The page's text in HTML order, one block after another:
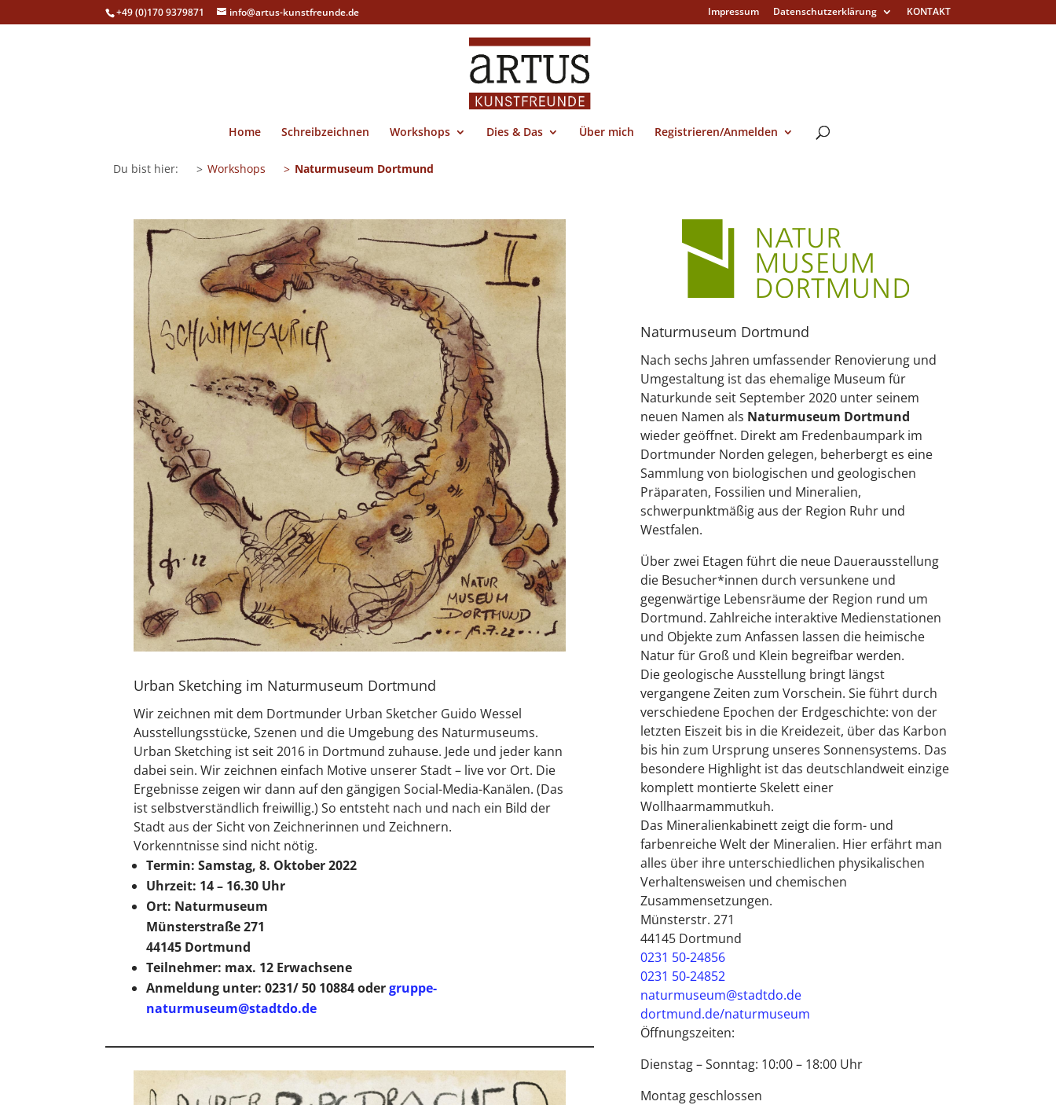
+49 (0)170 9379871 info@artus-kunstfreunde.de Impressum Datenschutzerklärung KONTAKT
Home Schreibzeichnen Workshops Dies & Das Über mich Registrieren/Anmelden
Du bist hier: Workshops Naturmuseum Dortmund
Urban Sketching im Naturmuseum Dortmund
Wir zeichnen mit dem Dortmunder Urban Sketcher Guido Wessel
Ausstellungsstücke, Szenen und die Umgebung des Naturmuseums.
Urban Sketching ist seit 2016 in Dortmund zuhause. Jede und jeder kann
dabei sein. Wir zeichnen einfach Motive unserer Stadt – live vor Ort. Die
Ergebnisse zeigen wir dann auf den gängigen Social-Media-Kanälen. (Das
ist selbstverständlich freiwillig.) So entsteht nach und nach ein Bild der
Stadt aus der Sicht von Zeichnerinnen und Zeichnern.
Vorkenntnisse sind nicht nötig.
Termin: Samstag, 8. Oktober 2022
Uhrzeit: 14 – 16.30 Uhr
Ort: Naturmuseum
Münsterstraße 271
44145 Dortmund
Teilnehmer: max. 12 Erwachsene
Anmeldung unter: 0231/ 50 10884 odergruppe-
naturmuseum@stadtdo.de
Naturmuseum Dortmund
Nach sechs Jahren umfassender Renovierung und
Umgestaltung ist das ehemalige Museum für
Naturkunde seit September 2020 unter seinem
neuen Namen als Naturmuseum Dortmund
wieder geöffnet. Direkt am Fredenbaumpark im
Dortmunder Norden gelegen, beherbergt es eine
Sammlung von biologischen und geologischen
Präparaten, Fossilien und Mineralien,
schwerpunktmäßig aus der Region Ruhr und
Westfalen.
Über zwei Etagen führt die neue Dauerausstellung
die Besucher*innen durch versunkene und
gegenwärtige Lebensräume der Region rund um
Dortmund. Zahlreiche interaktive Medienstationen
und Objekte zum Anfassen lassen die heimische
Natur für Groß und Klein begreifbar werden.
Die geologische Ausstellung bringt längst
vergangene Zeiten zum Vorschein. Sie führt durch
verschiedene Epochen der Erdgeschichte: von der
letzten Eiszeit bis in die Kreidezeit, über das Karbon
bis hin zum Ursprung unseres Sonnensystems. Das
besondere Highlight ist das deutschlandweit einzige
komplett montierte Skelett einer
Wollhaarmammutkuh.
Das Mineralienkabinett zeigt die form- und
farbenreiche Welt der Mineralien. Hier erfährt man
alles über ihre unterschiedlichen physikalischen
Verhaltensweisen und chemischen
Zusammensetzungen.
Münsterstr. 271
44145 Dortmund
0231 50-24856
0231 50-24852
naturmuseum@stadtdo.de
dortmund.de/naturmuseum
Öffnungszeiten:
Dienstag – Sonntag: 10:00 – 18:00 Uhr
Montag geschlossen